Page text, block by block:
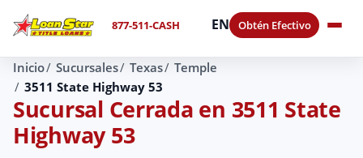
877-511-CASH EN Obtén Efectivo
Inicio Sucursales Texas
Temple
3511 State Highway 53
Sucursal Cerrada en 3511 State
Highway 53